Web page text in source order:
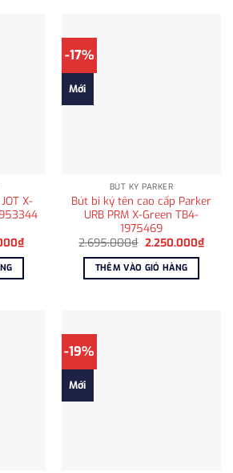
X-
₫Giá
878.000₫.
-17%
Mới
BÚT KÝ PARKER
Bút bi ký tên cao cấp Parker
URB PRM X-Green TB4-
1975469
2.695.000₫ Giá
là:
2.695.000₫.
2.250.000₫Giá
THÊM VÀO GIỎ HÀNG
-19%
Mới